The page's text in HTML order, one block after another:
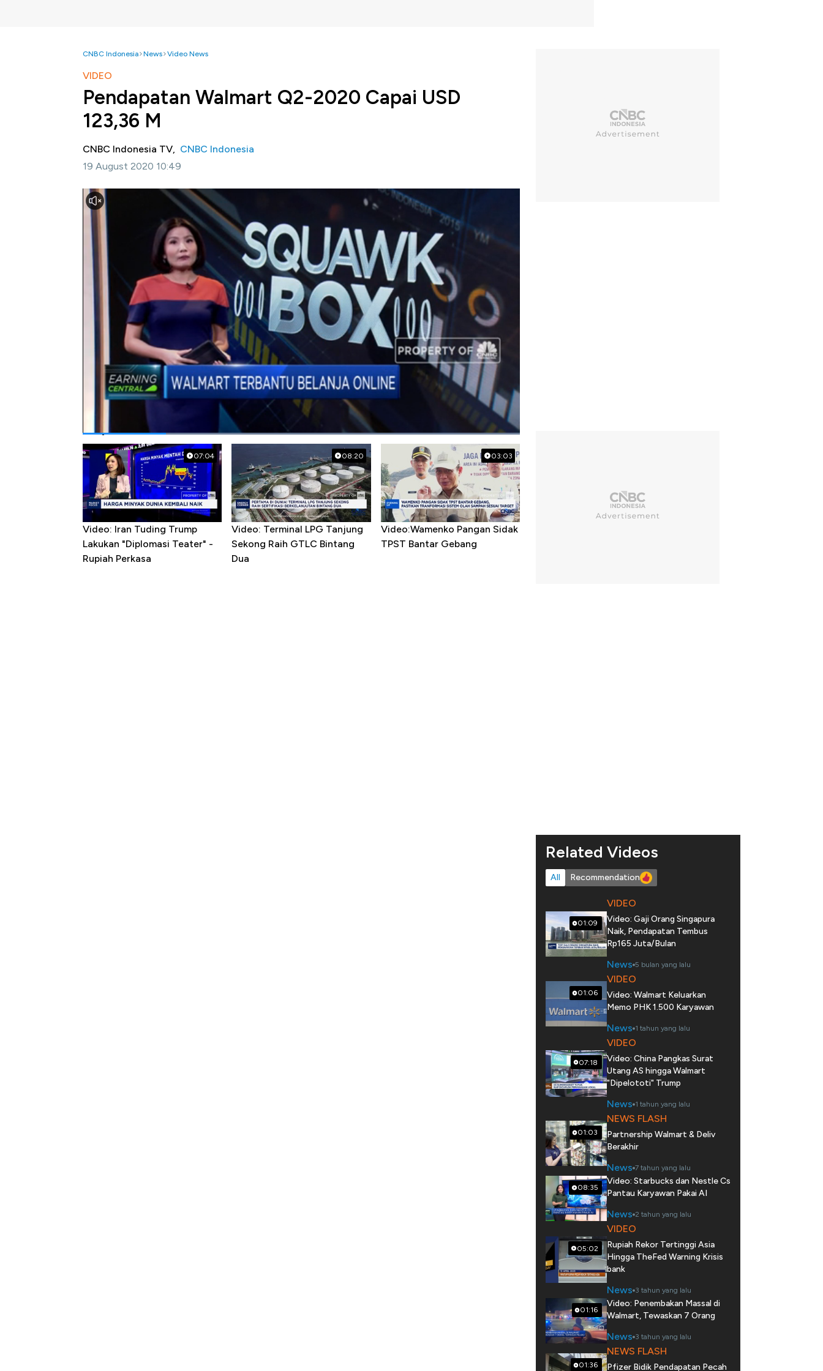
CNBC Indonesia News Video News
VIDEO
Pendapatan Walmart Q2-2020 Capai USD
123,36 M
CNBC Indonesia TV, CNBC Indonesia
19 August 2020 10:49
Jakarta, CNBC Indonesia-Peritel raksasa Walmart baru saja melaporkan kinerja kuartal kedua.
Hasilnya penjualan online Wal Mart mampu lampaui ekspektasi pasar. Pendapatan kuartal II mencapai
USD 123,36 miliar atau sedikit diatas prakiraan analis di angka USD 122 miliar.
Selengkapnya dalam program Squawk Box CNBC Indonesia (Rabu, 19/08/2020) berikut ini.
#walmart #pendapatan
Popular Videos
07:04
Video: Iran Tuding Trump
Lakukan "Diplomasi Teater" -
Rupiah Perkasa
08:20
Video: Terminal LPG Tanjung
Sekong Raih GTLC Bintang
Dua
03:03
Video:Wamenko Pangan Sidak
TPST Bantar Gebang
Related Videos
All Recommendation
01:09
VIDEO
Video: Gaji Orang Singapura
Naik, Pendapatan Tembus
Rp165 Juta/Bulan
News 5 bulan yang lalu
01:06
VIDEO
Video: Walmart Keluarkan
Memo PHK 1.500 Karyawan
News 1 tahun yang lalu
07:18
VIDEO
Video: China Pangkas Surat
Utang AS hingga Walmart
"Dipelototi" Trump
News 1 tahun yang lalu
01:03
NEWS FLASH
Partnership Walmart & Deliv
Berakhir
News 7 tahun yang lalu
08:35
Video: Starbucks dan Nestle Cs
Pantau Karyawan Pakai AI
News 2 tahun yang lalu
05:02
VIDEO
Rupiah Rekor Tertinggi Asia
Hingga TheFed Warning Krisis
bank
News 3 tahun yang lalu
01:16
Video: Penembakan Massal di
Walmart, Tewaskan 7 Orang
News 3 tahun yang lalu
01:36
NEWS FLASH
Pfizer Bidik Pendapatan Pecah